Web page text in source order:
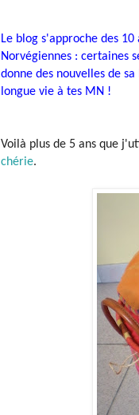
Le blog s'approche des
Norvégiennes : certaines
donne des nouvelles de
longue vie à tes MN !
Voilà plus de 5 ans que
chérie.